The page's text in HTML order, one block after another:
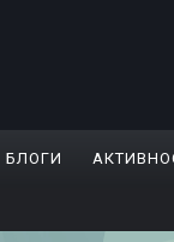
БЛОГИ